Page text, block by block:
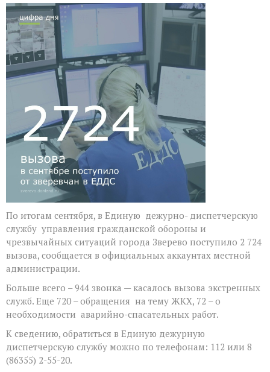
Зверево
за
службу
По итогам сентября, в Единую дежурно- диспетчерскую
службу управления гражданской обороны и
чрезвычайных ситуаций города Зверево поступило 2 724
вызова, сообщается в официальных аккаунтах местной
администрации.
Больше всего – 944 звонка — касалось вызова экстренных
служб. Еще 720 – обращения на тему ЖКХ, 72 – о
необходимости аварийно-спасательных работ.
К сведению, обратиться в Единую дежурную
диспетчерскую службу можно по телефонам: 112 или 8
(86355) 2-55-20.